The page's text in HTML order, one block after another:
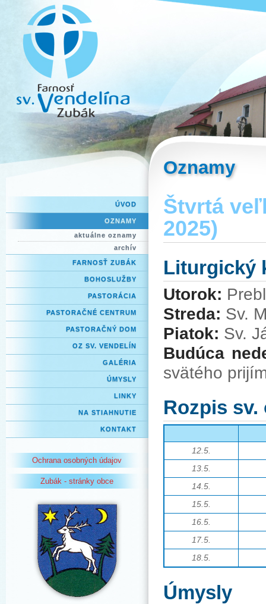
ÚVOD
OZNAMY
aktuálne oznamy
archív
FARNOSŤ ZUBÁK
BOHOSLUŽBY
PASTORÁCIA
PASTORAČNÉ CENTRUM
PASTORAČNÝ DOM
OZ SV. VENDELÍN
GALÉRIA
ÚMYSLY
LINKY
NA STIAHNUTIE
KONTAKT
Ochrana osobných údajov
Zubák - stránky obce
Oznamy
Štvrtá
2025)
Liturgický
Utorok:
Streda: Sv.
Piatok: Sv.
Budúca
svätého
Rozpis sv.
12.5.
13.5.
14.5.
15.5.
16.5.
17.5.
18.5.
Úmysly